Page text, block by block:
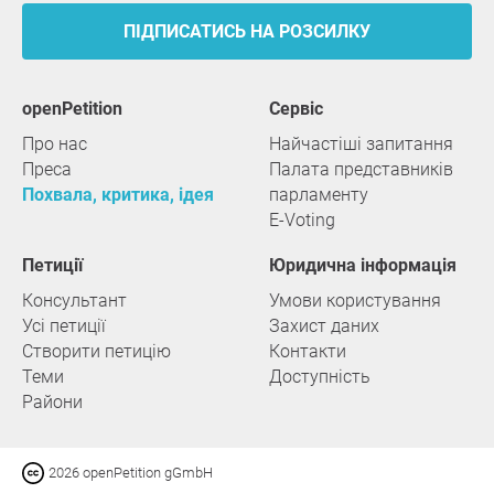
ПІДПИСАТИСЬ НА РОЗСИЛКУ
openPetition
Про нас
Преса
Похвала, критика, ідея
сервіс
Найчастіші запитання
Палата представників
парламенту
E-Voting
Петиції
Консультант
Усі петиції
Створити петицію
Теми
Райони
Юридична інформація
Умови користування
Захист даних
Контакти
Доступність
2026 openPetition gGmbH